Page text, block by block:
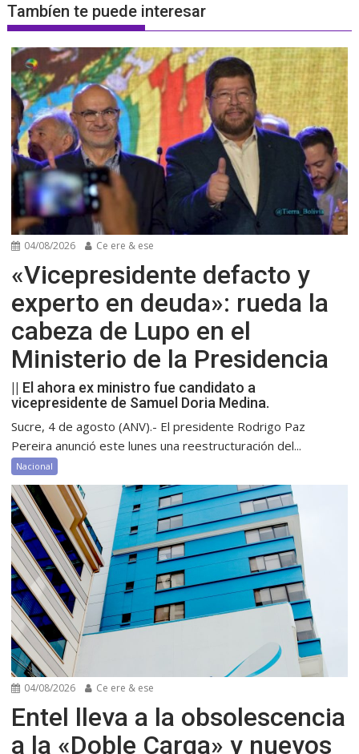
Tambíen te puede interesar
04/08/2026 Ce ere & ese
«Vicepresidente defacto y
experto en deuda»: rueda la
cabeza de Lupo en el
Ministerio de la Presidencia
|| El ahora ex ministro fue candidato a
vicepresidente de Samuel Doria Medina.
Sucre, 4 de agosto (ANV).- El presidente Rodrigo Paz
Pereira anunció este lunes una reestructuración del...
Nacional
04/08/2026 Ce ere & ese
Entel lleva a la obsolescencia
a la «Doble Carga» y nuevos